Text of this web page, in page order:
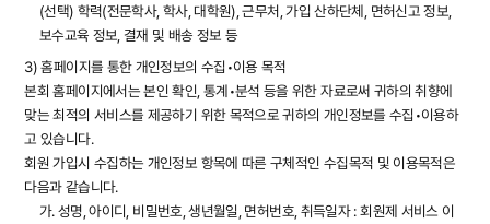
(선택) 학력(전문학사, 학사, 대학원), 근무처, 가입 산하단체, 면허신고 정보,
보수교육 정보, 결재 및 배송 정보 등
3) 홈페이지를 통한 개인정보의 수집•이용 목적
본회 홈페이지에서는 본인 확인, 통계•분석 등을 위한 자료로써 귀하의 취향에
맞는 최적의 서비스를 제공하기 위한 목적으로 귀하의 개인정보를 수집•이용하
고 있습니다.
회원 가입시 수집하는 개인정보 항목에 따른 구체적인 수집목적 및 이용목적은
다음과 같습니다.
가. 성명, 아이디, 비밀번호, 생년월일, 면허번호, 취득일자 : 회원제 서비스 이